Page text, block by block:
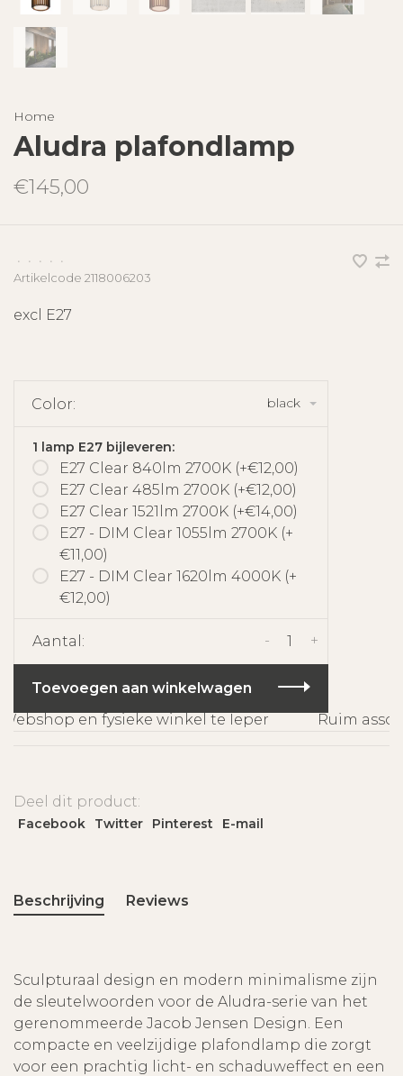
Home
Aludra plafondlamp
€145,00
• • • •
•
Artikelcode 2118006203
excl E27
Color: black
1 lamp E27 bijleveren:
E27 Clear 840lm 2700K (+€12,00)
E27 Clear 485lm 2700K (+€12,00)
E27 Clear 1521lm 2700K (+€14,00)
E27 - DIM Clear 1055lm 2700K (+
€11,00)
E27 - DIM Clear 1620lm 4000K (+
€12,00)
Aantal: +
-
Toevoegen aan winkelwagen
en fysieke winkel te Ieper
Ruim
Deel dit product:
Facebook Twitter Pinterest E-mail
Beschrijving Reviews
Sculpturaal design en modern minimalisme zijn
de sleutelwoorden voor de Aludra-serie van het
gerenommeerde Jacob Jensen Design. Een
compacte en veelzijdige plafondlamp die zorgt
voor een prachtig licht- en schaduweffect en een